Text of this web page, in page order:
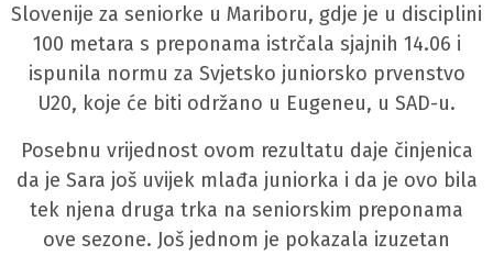
Slovenije za seniorke u Mariboru, gdje je u disciplini
100 metara s preponama istrčala sjajnih 14.06 i
ispunila normu za Svjetsko juniorsko prvenstvo
U20, koje će biti održano u Eugeneu, u SAD-u.
Posebnu vrijednost ovom rezultatu daje činjenica
da je Sara još uvijek mlađa juniorka i da je ovo bila
tek njena druga trka na seniorskim preponama
ove sezone. Još jednom je pokazala izuzetan